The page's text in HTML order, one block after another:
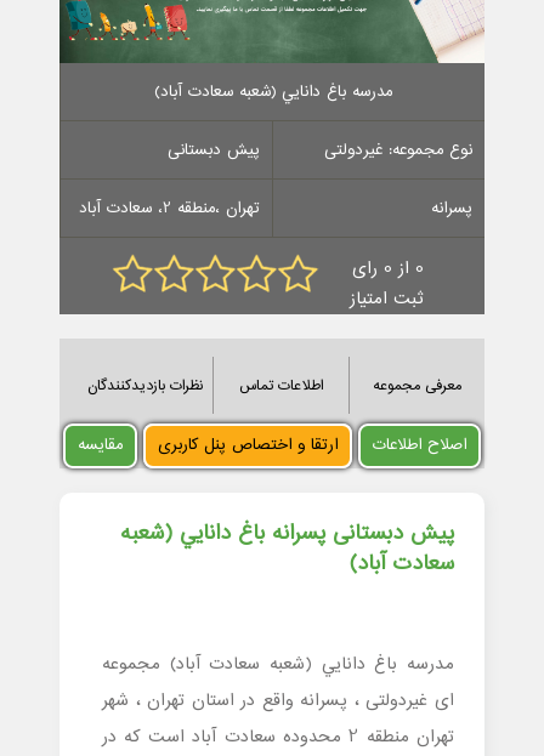
مدرسه باغ دانايي (شعبه سعادت آباد)
نوع مجموعه: غیردولتی پیش دبستانی
پسرانه تهران ،منطقه 2، سعادت آباد
0 از 0 رای
ثبت امتیاز
معرفی مجموعه اطلاعات تماس نظرات بازدیدکنندگان
اصلاح اطلاعات ارتقا و اختصاص پنل کاربری مقایسه
پیش دبستانی پسرانه باغ دانايي (شعبه
سعادت آباد)
مدرسه باغ دانايي (شعبه سعادت آباد) مجموعه
ای غیردولتی ، پسرانه واقع در استان تهران ، شهر
تهران منطقه 2 محدوده سعادت آباد است که در